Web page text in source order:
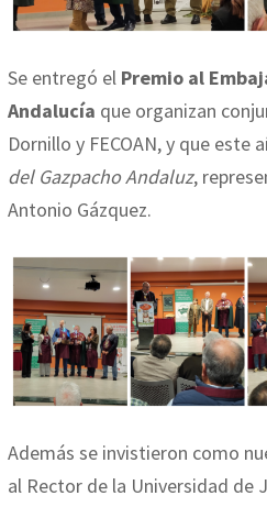
Se entregó el Premio al
Andalucía que organizan
Dornillo y FECOAN, y que este
del Gazpacho Andaluz,
Antonio Gázquez.
Además se invistieron como
al Rector de la Universidad de